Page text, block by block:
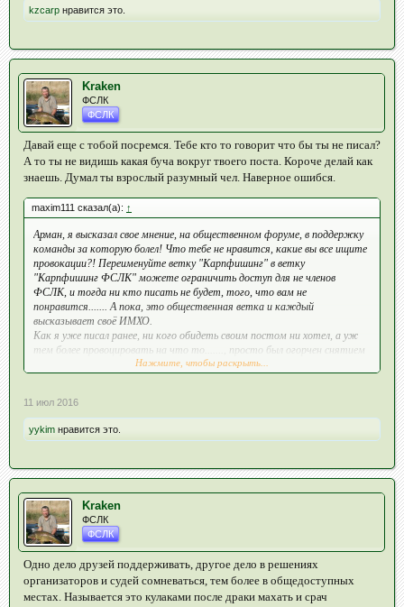
kzcarp нравится это.
Kraken
ФСЛК
ФСЛК
Давай еще с тобой посремся. Тебе кто то говорит что бы ты не писал?
А то ты не видишь какая буча вокруг твоего поста. Короче делай как
знаешь. Думал ты взрослый разумный чел. Наверное ошибся.
maxim111 сказал(а): ↑
Арман, я высказал свое мнение, на общественном форуме, в поддержку
команды за которую болел! Что тебе не нравится, какие вы все ищите
провокации?! Переименуйте ветку "Карпфишинг" в ветку
"Карпфишинг ФСЛК" можете ограничить доступ для не членов
ФСЛК, и тогда ни кто писать не будет, того, что вам не
понравится....... А пока, это общественная ветка и каждый
высказывает своё ИМХО.
Как я уже писал ранее, ни кого обидеть своим постом ни хотел, а уж
тем более провоцировать на что то......., просто был огорчен снятием
команды "Пятнашка"......Нажмите, чтобы раскрыть...
11 июл 2016
yykim нравится это.
Kraken
ФСЛК
ФСЛК
Одно дело друзей поддерживать, другое дело в решениях
организаторов и судей сомневаться, тем более в общедоступных
местах. Называется это кулаками после драки махать и срач